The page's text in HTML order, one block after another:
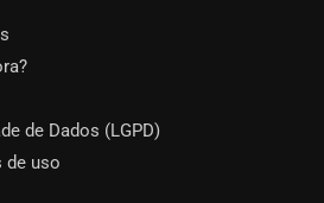
de Dados (LGPD)
de uso